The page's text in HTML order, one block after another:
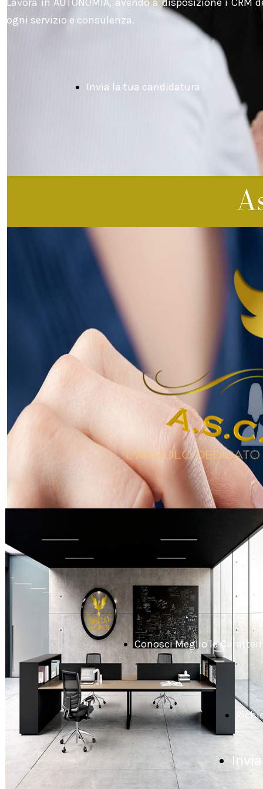
ogni servizio e consulenza.
Invia la tua candidatura
Conosci Meglio le